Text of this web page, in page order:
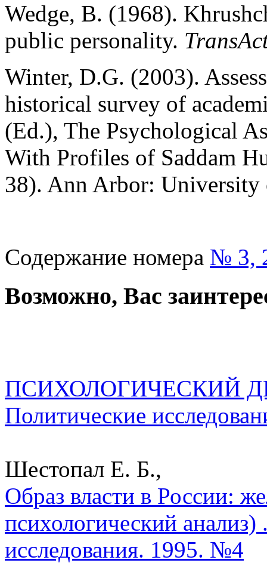
Wedge, B. (1968).
public personality.
Winter, D.G. (2003).
historical survey of
(Ed.), The Psychological
With Profiles of Saddam
38). Ann Arbor: University
Содержание номера № 3,
Возможно, Вас
ПСИХОЛОГИЧЕСКИЙ
Политические
Шестопал Е. Б.,
Образ власти в России:
психологический
исследования. 1995. №4